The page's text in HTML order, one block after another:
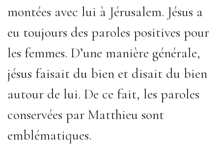
montées avec lui à Jérusalem. Jésus a
eu toujours des paroles positives pour
les femmes. D’une manière générale,
jésus faisait du bien et disait du bien
autour de lui. De ce fait, les paroles
conservées par Matthieu sont
emblématiques.